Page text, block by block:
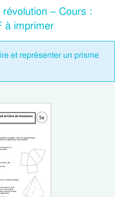
– Cours :
à imprimer
et représenter un prisme